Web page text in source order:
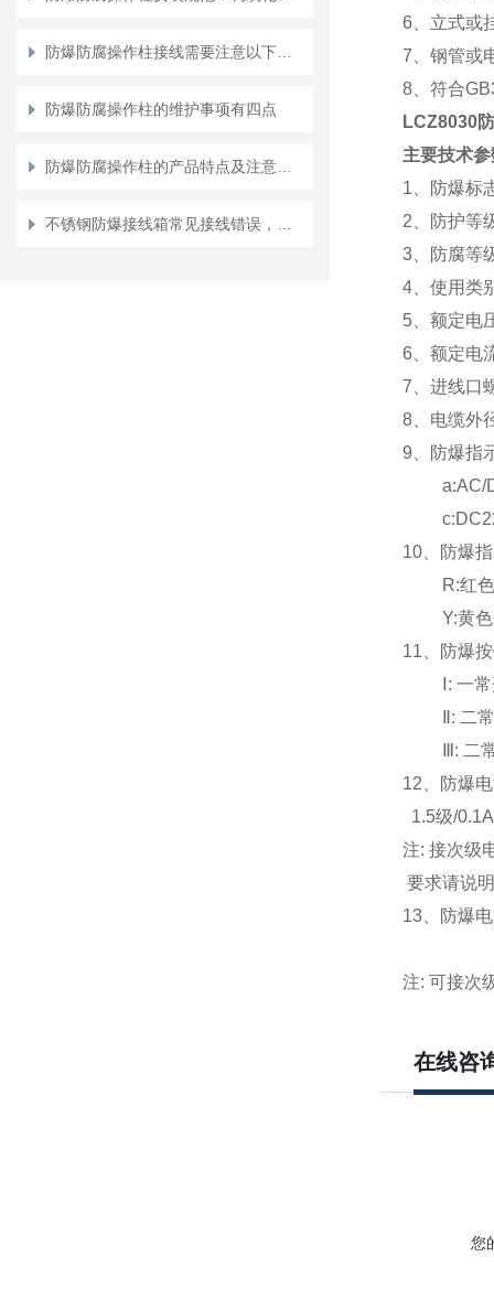
防爆防腐操作柱的维护事项有四点
6 、立式
7 、钢管或
8、符合
LCZ8030
主要技术
1 、防爆标
2 、防护等
3、防腐等
4、使用类
5、额定电
6 、额定电
7 、进线口
8、电缆外
9、防爆指
a:AC/
10、防爆
R:
Y:黄
11 、防爆
Ⅰ: 一
Ⅱ: 二
Ⅲ: 二
12 、防爆
1.5级/
注: 接次级
要求请说
13、防爆
注: 可接次
在线咨
您